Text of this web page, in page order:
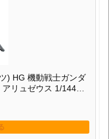
) HG 機動戦士ガンダ
リュゼウス 1/144ス